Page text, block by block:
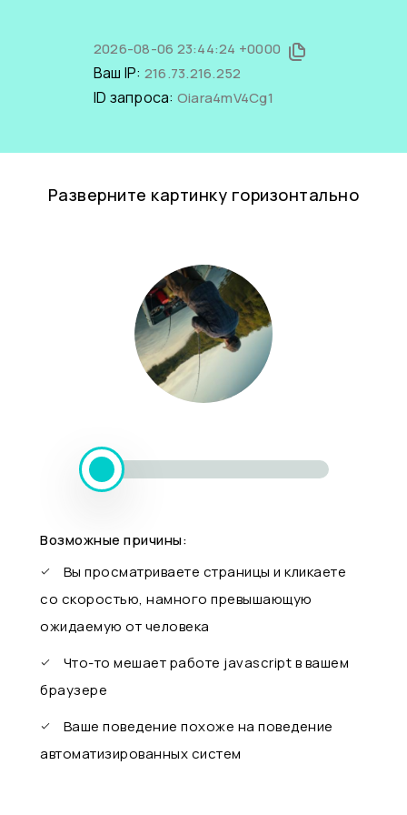
2026-08-06 23:44:24 +0000
Ваш IP: 216.73.216.252
ID запроса: Oiara4mV4Cg1
Разверните картинку горизонтально
Возможные причины:
Вы просматриваете страницы и кликаете
со скоростью, намного превышающую
ожидаемую от человека
Что-то мешает работе javascript в вашем
браузере
Ваше поведение похоже на поведение
автоматизированных систем